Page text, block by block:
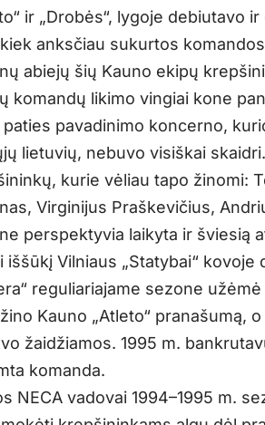
ir „Drobės“, lygoje debiutavo
anksčiau sukurtos komandos
abiejų šių Kauno ekipų
komandų likimo vingiai kone
pavadinimo koncerno,
lietuvių, nebuvo visiškai
kurie vėliau tapo žinomi:
Virginijus Praškevičius,
perspektyvia laikyta ir šviesią
iššūkį Vilniaus „Statybai“
reguliariajame sezone
Kauno „Atleto“ pranašumą,
žaidžiamos. 1995 m.
komanda.
NECA vadovai 1994–1995 m.